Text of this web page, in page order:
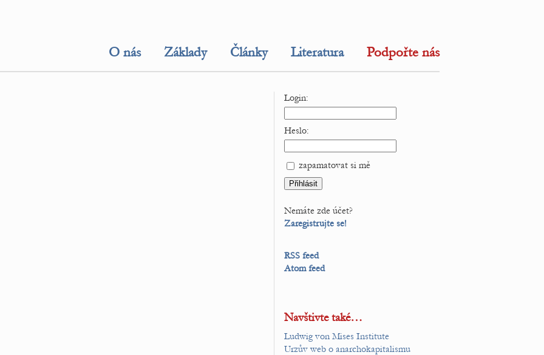
O nás Základy Články Literatura Podpořte nás
Login:
Heslo:
zapamatovat si mě
Nemáte zde účet?
Zaregistrujte se!
RSS feed
Atom feed
Navštivte také…
Ludwig von Mises Institute
Urzův web o anarchokapitalismu